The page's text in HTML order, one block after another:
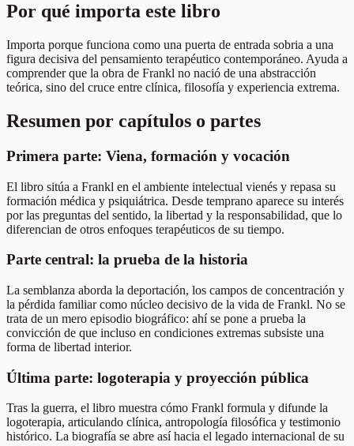
Por qué importa este libro
Importa porque funciona como una puerta de entrada sobria a una
figura decisiva del pensamiento terapéutico contemporáneo. Ayuda a
comprender que la obra de Frankl no nació de una abstracción
teórica, sino del cruce entre clínica, filosofía y experiencia extrema.
Resumen por capítulos o partes
Primera parte: Viena, formación y vocación
El libro sitúa a Frankl en el ambiente intelectual vienés y repasa su
formación médica y psiquiátrica. Desde temprano aparece su interés
por las preguntas del sentido, la libertad y la responsabilidad, que lo
diferencian de otros enfoques terapéuticos de su tiempo.
Parte central: la prueba de la historia
La semblanza aborda la deportación, los campos de concentración y
la pérdida familiar como núcleo decisivo de la vida de Frankl. No se
trata de un mero episodio biográfico: ahí se pone a prueba la
convicción de que incluso en condiciones extremas subsiste una
forma de libertad interior.
Última parte: logoterapia y proyección pública
Tras la guerra, el libro muestra cómo Frankl formula y difunde la
logoterapia, articulando clínica, antropología filosófica y testimonio
histórico. La biografía se abre así hacia el legado internacional de su